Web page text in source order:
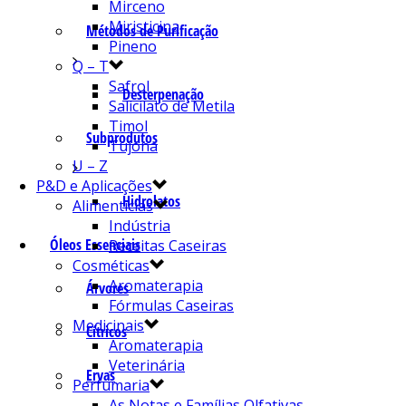
Métodos de Purificação
Desterpenação
Subprodutos
Hidrolatos
Óleos Essenciais
Árvores
Cítricos
Ervas
Mirceno
Miristicina
Pineno
Q – T
Safrol
Salicilato de Metila
Timol
Tujona
U – Z
P&D e Aplicações
Alimentícias
Indústria
Receitas Caseiras
Cosméticas
Aromaterapia
Fórmulas Caseiras
Medicinais
Aromaterapia
Veterinária
Perfumaria